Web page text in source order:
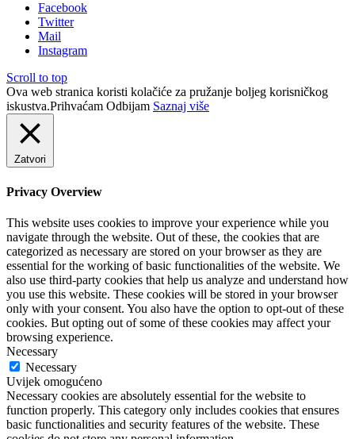
Facebook
Twitter
Mail
Instagram
Scroll to top
Ova web stranica koristi kolačiće za pružanje boljeg korisničkog
iskustva.Prihvaćam Odbijam Saznaj više
Zatvori
Privacy Overview
This website uses cookies to improve your experience while you
navigate through the website. Out of these, the cookies that are
categorized as necessary are stored on your browser as they are
essential for the working of basic functionalities of the website. We
also use third-party cookies that help us analyze and understand how
you use this website. These cookies will be stored in your browser
only with your consent. You also have the option to opt-out of these
cookies. But opting out of some of these cookies may affect your
browsing experience.
Necessary
Necessary
Uvijek omogućeno
Necessary cookies are absolutely essential for the website to
function properly. This category only includes cookies that ensures
basic functionalities and security features of the website. These